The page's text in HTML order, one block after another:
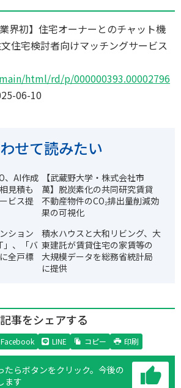
界初】住宅オーナーとのチャット機
住宅検討者向けマッチングサービス
html/rd/p/000000393.00002796
06-10
せて読みたい
、AI作成
見積も
ビス提
【武蔵野大学・株式会社市
萬】脱炭素化の共同研究賃貸
不動産物件のCO₂排出量削減効
果の可視化
ション
」、「バ
全戸標
積水ハウスと大和リビング、大
東建託が賃貸住宅の家賃等の
大規模データを総務省統計局
に提供
記事をシェアする
Facebook LINE コピー 印刷
らボタンをクリック。 今後の
ます